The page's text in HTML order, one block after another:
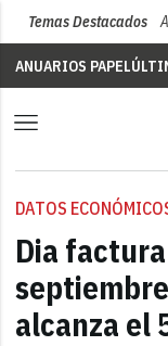
Temas Destacados
ANUARIOS PAPEL
DATOS
Dia
alcanza el